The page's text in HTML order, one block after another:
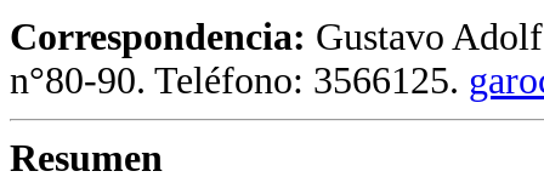
Correspondencia: Gustavo
n°80-90. Teléfono: 3566125.
Resumen